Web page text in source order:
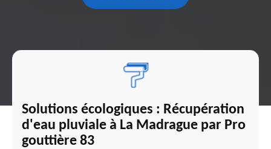
Solutions écologiques : Récupération
d'eau pluviale à La Madrague par Pro
gouttière 83